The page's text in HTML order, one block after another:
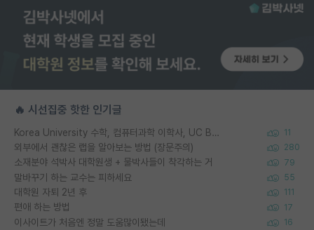
🔥 시선집중 핫한 인기글
Korea University 수학, 컴퓨터과학 이학사, UC Berkeley 산업공학 대학원 공학박사가 되는 것은 쉽지 않겠죠? 11
외부에서 괜찮은 랩을 알아보는 방법 (장문주의) 280
소재분야 석박사 대학원생 + 물박사들이 착각하는 거 79
말바꾸기 하는 교수는 피하세요 55
대학원 자퇴 2년 후 111
편애 하는 방법 17
이사이트가 처음엔 정말 도움많이됐는데 16